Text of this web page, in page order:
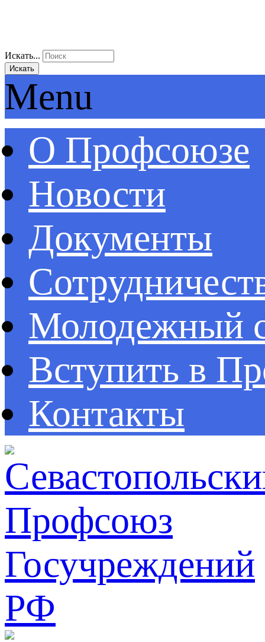
Искать...
Искать
Menu
О Профсоюзе
Новости
Документы
Молодежный
Вступить в
Контакты